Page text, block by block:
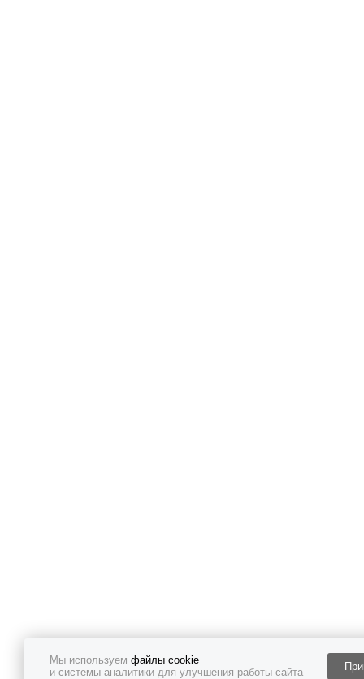
Мы используем файлы cookie
и системы аналитики для улучшения работы сайта